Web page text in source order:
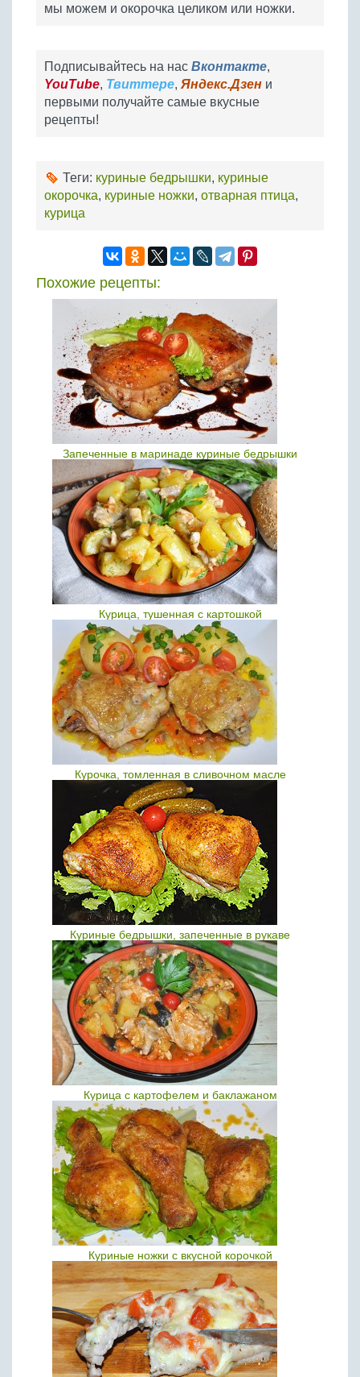
мы можем и окорочка целиком или ножки.
Подписывайтесь на нас Вконтакте,
YouTube, Твиттере, Яндекс.Дзен и
первыми получайте самые вкусные
рецепты!
Теги: куриные бедрышки, куриные
окорочка, куриные ножки, отварная птица,
курица
Похожие рецепты:
Запеченные в маринаде куриные бедрышки
Курица, тушенная с картошкой
Курочка, томленная в сливочном масле
Куриные бедрышки, запеченные в рукаве
Курица с картофелем и баклажаном
Куриные ножки с вкусной корочкой